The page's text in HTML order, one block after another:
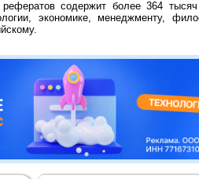
рефератов содержит более 364
экономике, менеджменту,